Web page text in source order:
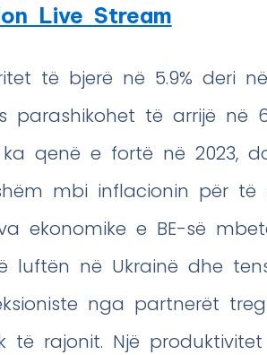
Live Stream
të bjerë në 5.9% deri
parashikohet të arrijë në
qenë e fortë në 2023,
mbi inflacionin për të
ekonomike e BE-së
luftën në Ukrainë dhe
nga partnerët
të rajonit. Një